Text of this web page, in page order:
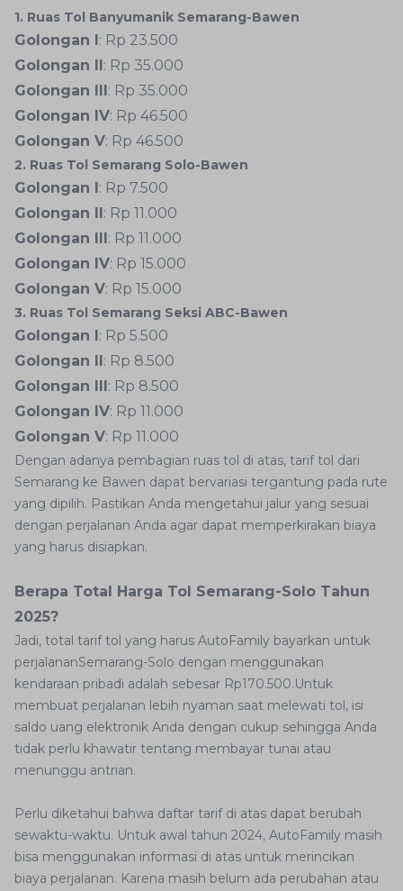
1. Ruas Tol Banyumanik Semarang-Bawen
Golongan I: Rp 23.500
Golongan II: Rp 35.000
Golongan III: Rp 35.000
Golongan IV: Rp 46.500
Golongan V: Rp 46.500
2. Ruas Tol Semarang Solo-Bawen
Golongan I: Rp 7.500
Golongan II: Rp 11.000
Golongan III: Rp 11.000
Golongan IV: Rp 15.000
Golongan V: Rp 15.000
3. Ruas Tol Semarang Seksi ABC-Bawen
Golongan I: Rp 5.500
Golongan II: Rp 8.500
Golongan III: Rp 8.500
Golongan IV: Rp 11.000
Golongan V: Rp 11.000
Dengan adanya pembagian ruas tol di atas, tarif tol dari
Semarang ke Bawen dapat bervariasi tergantung pada rute
yang dipilih. Pastikan Anda mengetahui jalur yang sesuai
dengan perjalanan Anda agar dapat memperkirakan biaya
yang harus disiapkan.
Berapa Total Harga Tol Semarang-Solo Tahun
2025?
Jadi, total tarif tol yang harus AutoFamily bayarkan untuk
perjalananSemarang-Solo dengan menggunakan
kendaraan pribadi adalah sebesar Rp170.500.Untuk
membuat perjalanan lebih nyaman saat melewati tol, isi
saldo uang elektronik Anda dengan cukup sehingga Anda
tidak perlu khawatir tentang membayar tunai atau
menunggu antrian.
Perlu diketahui bahwa daftar tarif di atas dapat berubah
sewaktu-waktu. Untuk awal tahun 2024, AutoFamily masih
bisa menggunakan informasi di atas untuk merincikan
biaya perjalanan. Karena masih belum ada perubahan atau